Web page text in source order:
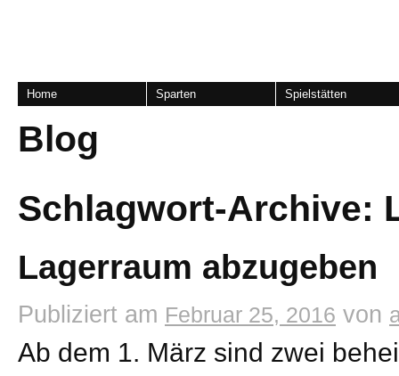
Home Sparten Spielstätten
Blog
Schlagwort-Archive:
Lagerraum abzugeben
Publiziert am Februar 25, 2016 von
Ab dem 1. März sind zwei